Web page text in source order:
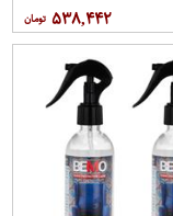
۵۳۸,۴۴۲